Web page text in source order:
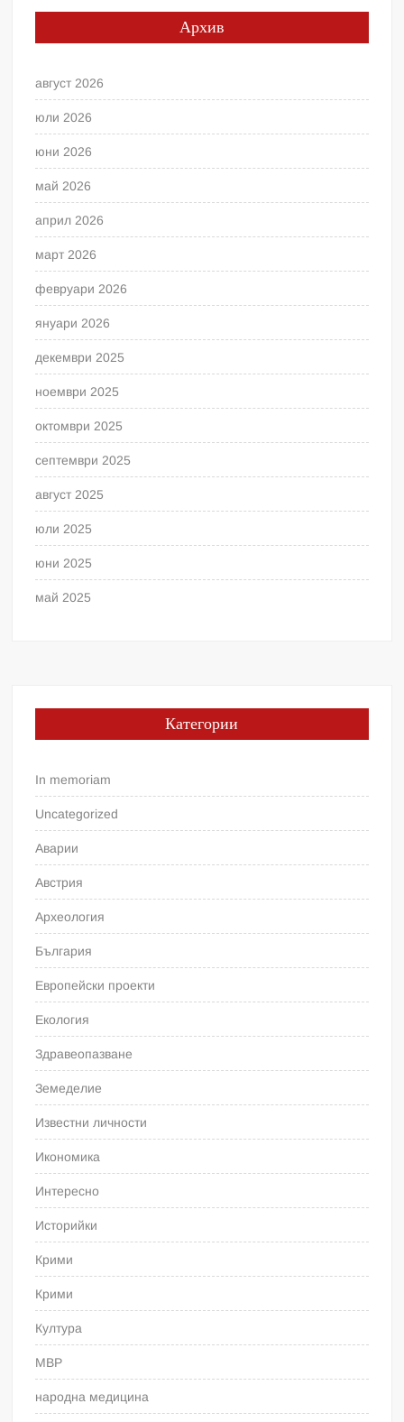
Архив
август 2026
юли 2026
юни 2026
май 2026
април 2026
март 2026
февруари 2026
януари 2026
декември 2025
ноември 2025
октомври 2025
септември 2025
август 2025
юли 2025
юни 2025
май 2025
Категории
In memoriam
Uncategorized
Аварии
Австрия
Археология
България
Европейски проекти
Екология
Здравеопазване
Земеделие
Известни личности
Икономика
Интересно
Историйки
Крими
Крими
Култура
МВР
народна медицина